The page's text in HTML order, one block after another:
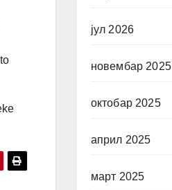
јул 2026
новембар 2025
октобар 2025
април 2025
март 2025